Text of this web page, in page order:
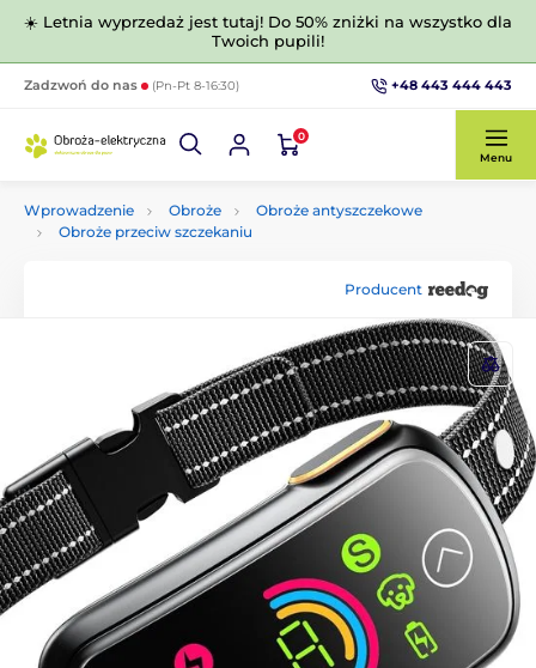
☀️ Letnia wyprzedaż jest tutaj! Do 50% zniżki na wszystko dla
Twoich pupili!
Zadzwoń do nas (Pn-Pt 8-16:30) +48 443 444 443
0
Menu
Wprowadzenie Obroże
Obroże antyszczekowe
Obroże przeciw szczekaniu
Producent